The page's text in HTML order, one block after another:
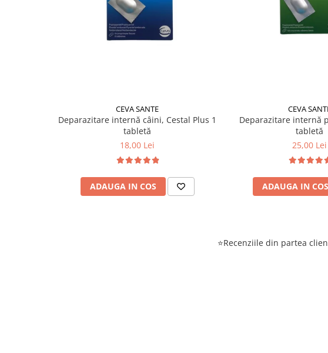
CEVA SANTE
Deparazitare internă câini, Cestal Plus 1
tabletă
18,00 Lei
ADAUGA IN COS
CEVA
Deparazitare internă
tabletă
25,00 Lei
ADAUGA IN COS
⭐Recenziile din partea